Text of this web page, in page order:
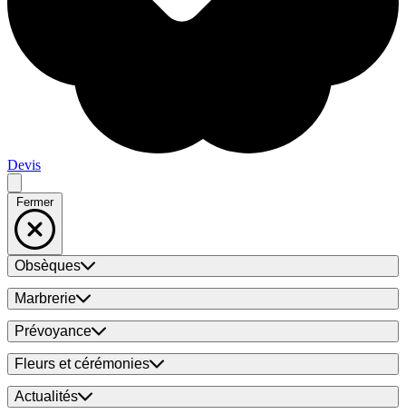
Devis
Fermer
Obsèques
Marbrerie
Prévoyance
Fleurs et cérémonies
Actualités